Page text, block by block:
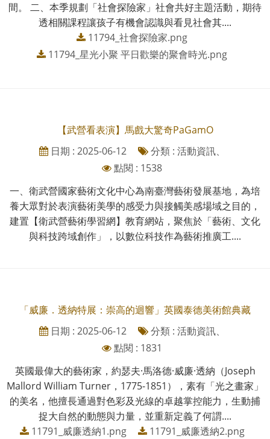
間。 二、本季規劃「社會探險家」社會共好主題活動，期待
透相關課程讓孩子有機會認識與看見社會其....
11794_社會探險家.png
11794_星光小聚 平日歡樂的聚會時光.png
【武營看表演】馬戲大驚奇PaGamO
日期 : 2025-06-12
分類 : 活動資訊、
點閱 : 1538
一、衛武營國家藝術文化中心為南臺灣藝術發展基地，為培
養大眾對於表演藝術美學的感受力與接觸美感場域之目的，
建置【衛武營藝術學習網】教育網站，聚焦於「藝術、文化
與科技跨域創作」，以數位科技作為藝術推廣工....
「威廉．透納特展：崇高的迴響」英國泰德美術館典藏
日期 : 2025-06-12
分類 : 活動資訊、
點閱 : 1831
英國最偉大的藝術家，約瑟夫·馬洛德·威廉·透納（Joseph
Mallord William Turner，1775-1851），素有「光之畫家」
的美名，他擅長通過對色彩及光線的卓越掌控能力，生動捕
捉大自然的動態與力量，並重新定義了何謂....
11791_威廉透納1.png
11791_威廉透納2.png